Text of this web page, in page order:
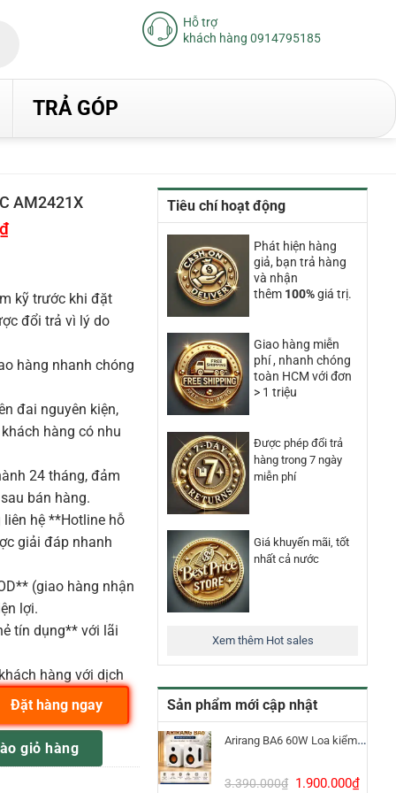
Hỗ trợ
khách hàng 0914795185
TRẢ GÓP
Tiêu chí hoạt động
Phát hiện hàng
giả, bạn trả hàng
và nhận
thêm 100%giá trị.
Giao hàng miễn
phí , nhanh chóng
toàn HCM với đơn
> 1 triệu
Được phép đổi trả
hàng trong 7 ngày
miễn phí
Giá khuyến mãi, tốt
nhất cả nước
Xem thêm Hot sales
Sản phẩm mới cập nhật
Arirang BA6 60W Loa kiểm âm Bluetooth 5.3
3.390.000₫ Giá
1.900.000₫Giá
AM2421X
₫Giá
kỹ trước khi đặt
đổi trả vì lý do
hàng nhanh chóng
đai nguyên kiện,
hàng có nhu
24 tháng, đảm
bán hàng.
hệ **Hotline hỗ
giải đáp nhanh
(giao hàng nhận
lợi.
tín dụng** với lãi
hàng với dịch
số lượng
giỏ hàng
Đặt hàng ngay